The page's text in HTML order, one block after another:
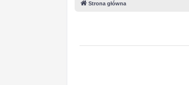
Strona główna